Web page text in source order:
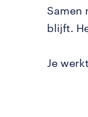
Samen
blijft.
Je